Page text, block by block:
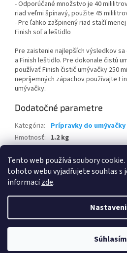
Tento web používá soubory
tohoto webu vyjadřujete souhlas s
informacízde.
Súhlasím
- Odporúčané množstvo je 40
riad veľmi špinavý, použite 45
- Pre ľahko zašpinený riad stačí
Finish soľ a leštidlo
Pre zaistenie najlepších výsledkov
a Finish leštidlo. Pre dokonale čistú
používať Finish čistič umývačky 250
nepríjemných zápachov používajte
umývačky.
Dodatočné parametre
Kategória:
Prípravky do umývačky
Hmotnosť: 1.2 kg
Položka bola vypredaná…
Vytvoril
DROGERIA123.SK.